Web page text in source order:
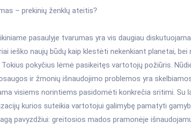
– prekinių ženklų ateitis?
pasaulyje tvarumas yra vis daugiau
ieško naujų būdų kaip klestėti nekenkiant planetai,
Tokius pokyčius lėmė pasikeitęs vartotojų požiūris.
ir žmonių išnaudojimo problemos yra
visiems norintiems pasidomėti konkrečia sritimi. Su
kurios suteikia vartotojui galimybę pamatyti
pavyzdžiui: greitosios mados pramonėje